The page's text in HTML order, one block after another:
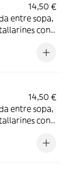
14,50 €
entre sopa,
con
14,50 €
entre sopa,
con